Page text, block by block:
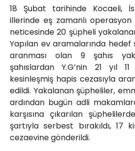
18 Şubat tarihinde Kocaeli,
illerinde eş zamanlı operasyon
neticesinde 20 şüpheli
Yapılan ev aramalarında
aranması olan 9 şahıs
şahıslardan Y.G’nin 21 yıl
kesinleşmiş hapis cezasıyla
edildi. Yakalanan şüpheliler,
ardından bugün adli
karşısına çıkarılan
şartıyla serbest bırakıldı, 17
cezaevine gönderildi.